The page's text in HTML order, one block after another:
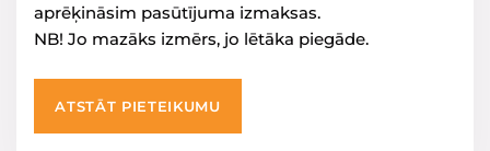
aprēķināsim pasūtījuma izmaksas.
NB! Jo mazāks izmērs, jo lētāka piegāde.
ATSTĀT PIETEIKUMU